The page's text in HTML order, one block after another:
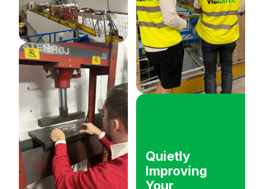
Quietly
Improving
Your